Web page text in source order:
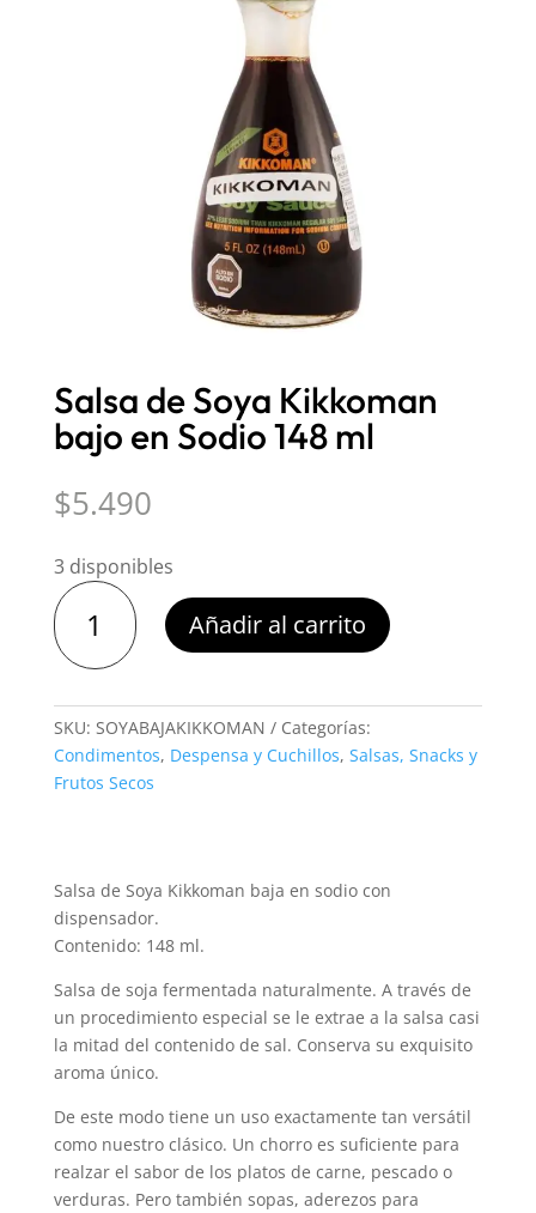
Salsa de Soya Kikkoman
bajo en Sodio 148 ml
$5.490
3 disponibles
Salsa
de
Soya
Kikkoman
bajo
en
Sodio
148
Añadir al carrito
SKU: SOYABAJAKIKKOMAN
Categorías:
Condimentos, Despensa y Cuchillos, Salsas, Snacks y
Frutos Secos
Salsa de Soya Kikkoman baja en sodio con
dispensador.
Contenido: 148 ml.
Salsa de soja fermentada naturalmente. A través de
un procedimiento especial se le extrae a la salsa casi
la mitad del contenido de sal. Conserva su exquisito
aroma único.
De este modo tiene un uso exactamente tan versátil
como nuestro clásico. Un chorro es suficiente para
realzar el sabor de los platos de carne, pescado o
verduras. Pero también sopas, aderezos para